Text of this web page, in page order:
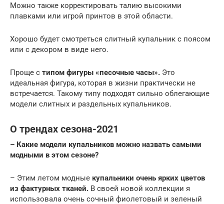
Можно также корректировать талию высокими
плавками или игрой принтов в этой области.
Хорошо будет смотреться слитный купальник с поясом
или с декором в виде него.
Проще с типом фигуры «песочные часы». Это
идеальная фигура, которая в жизни практически не
встречается. Такому типу подходят сильно облегающие
модели слитных и раздельных купальников.
О трендах сезона-2021
– Какие модели купальников можно назвать самыми
модными в этом сезоне?
– Этим летом модные купальники очень ярких цветов
из фактурных тканей. В своей новой коллекции я
использовала очень сочный фиолетовый и зеленый